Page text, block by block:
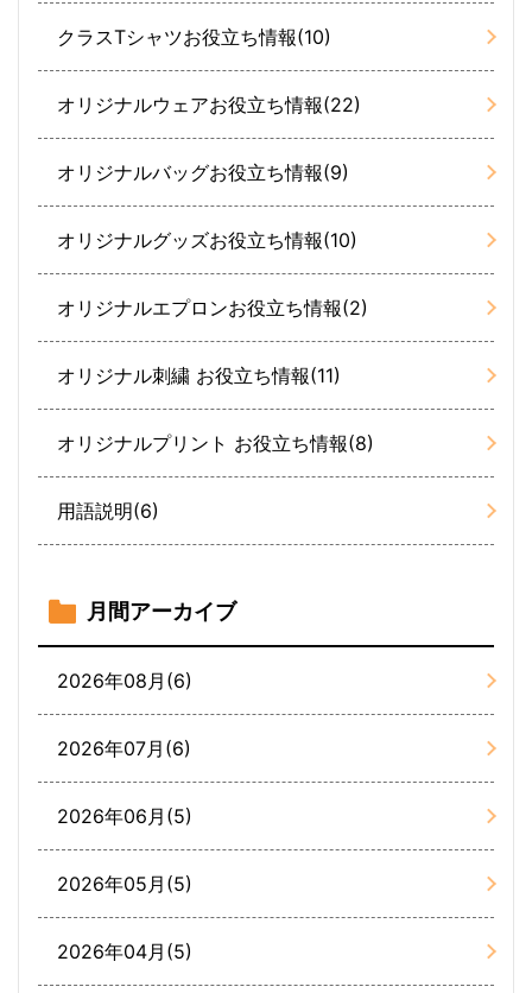
クラスTシャツお役立ち情報(10)
オリジナルウェアお役立ち情報(22)
オリジナルバッグお役立ち情報(9)
オリジナルグッズお役立ち情報(10)
オリジナルエプロンお役立ち情報(2)
オリジナル刺繍 お役立ち情報(11)
オリジナルプリント お役立ち情報(8)
用語説明(6)
月間アーカイブ
2026年08月(6)
2026年07月(6)
2026年06月(5)
2026年05月(5)
2026年04月(5)